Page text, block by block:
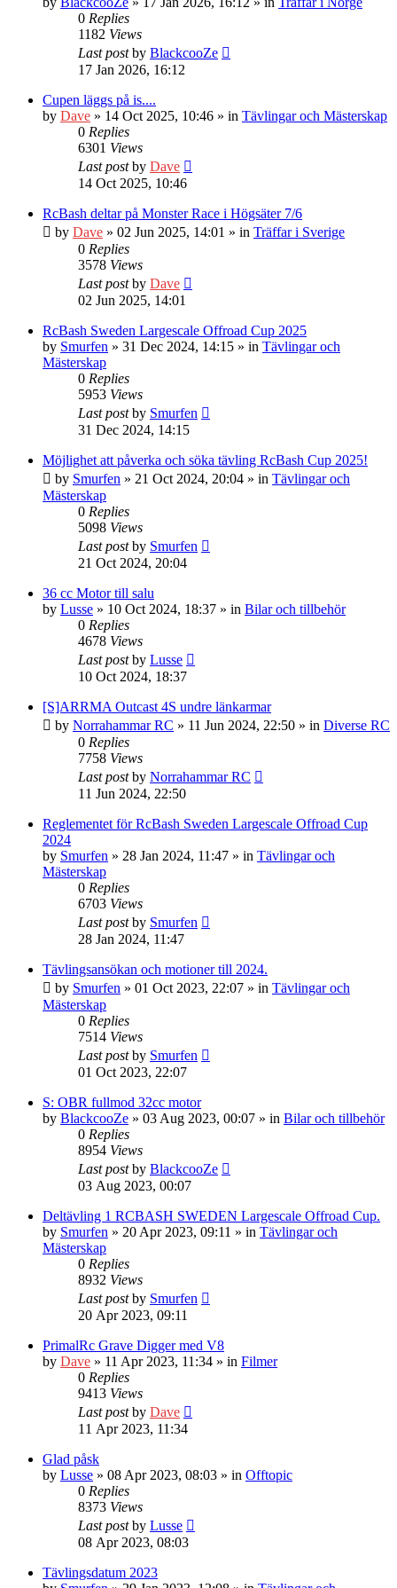
0 Replies
1182 Views
Last postby BlackcooZe
17 Jan 2026, 16:12
Cupen läggs på is....
by Dave » 14 Oct 2025, 10:46 » in Tävlingar och Mästerskap
0 Replies
6301 Views
Last postby Dave
14 Oct 2025, 10:46
RcBash deltar på Monster Race i Högsäter 7/6
by Dave » 02 Jun 2025, 14:01 » in Träffar i Sverige
0 Replies
3578 Views
Last postby Dave
02 Jun 2025, 14:01
RcBash Sweden Largescale Offroad Cup 2025
by Smurfen » 31 Dec 2024, 14:15 » in Tävlingar och
Mästerskap
0 Replies
5953 Views
Last postby Smurfen
31 Dec 2024, 14:15
Möjlighet att påverka och söka tävling RcBash Cup 2025!
by Smurfen » 21 Oct 2024, 20:04 » in Tävlingar och
Mästerskap
0 Replies
5098 Views
Last postby Smurfen
21 Oct 2024, 20:04
36 cc Motor till salu
by Lusse » 10 Oct 2024, 18:37 » in Bilar och tillbehör
0 Replies
4678 Views
Last postby Lusse
10 Oct 2024, 18:37
[S]ARRMA Outcast 4S undre länkarmar
by Norrahammar RC » 11 Jun 2024, 22:50 » in Diverse RC
0 Replies
7758 Views
Last postby Norrahammar RC
11 Jun 2024, 22:50
Reglementet för RcBash Sweden Largescale Offroad Cup
2024
by Smurfen » 28 Jan 2024, 11:47 » in Tävlingar och
Mästerskap
0 Replies
6703 Views
Last postby Smurfen
28 Jan 2024, 11:47
Tävlingsansökan och motioner till 2024.
by Smurfen » 01 Oct 2023, 22:07 » in Tävlingar och
Mästerskap
0 Replies
7514 Views
Last postby Smurfen
01 Oct 2023, 22:07
S: OBR fullmod 32cc motor
by BlackcooZe » 03 Aug 2023, 00:07 » in Bilar och tillbehör
0 Replies
8954 Views
Last postby BlackcooZe
03 Aug 2023, 00:07
Deltävling 1 RCBASH SWEDEN Largescale Offroad Cup.
by Smurfen » 20 Apr 2023, 09:11 » in Tävlingar och
Mästerskap
0 Replies
8932 Views
Last postby Smurfen
20 Apr 2023, 09:11
PrimalRc Grave Digger med V8
by Dave » 11 Apr 2023, 11:34 » in Filmer
0 Replies
9413 Views
Last postby Dave
11 Apr 2023, 11:34
Glad påsk
by Lusse » 08 Apr 2023, 08:03 » in Offtopic
0 Replies
8373 Views
Last postby Lusse
08 Apr 2023, 08:03
Tävlingsdatum 2023